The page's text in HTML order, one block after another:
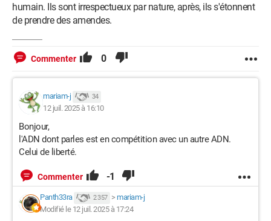
humain. Ils sont irrespectueux par nature, après, ils s'étonnent
de prendre des amendes.
Commenter 0
mariam-j 34
12 juil. 2025 à 16:10
Bonjour,
l'ADN dont parles est en compétition avec un autre ADN.
Celui de liberté.
Commenter -1
Panth33ra 2 357 > mariam-j
Modifié le 12 juil. 2025 à 17:24